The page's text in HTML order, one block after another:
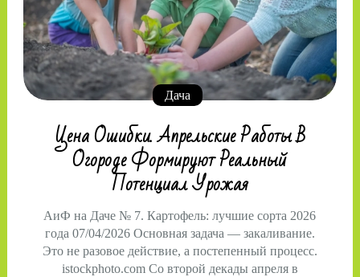
Дача
Цена Ошибки. Апрельские Работы В
Огороде Формируют Реальный
Потенциал Урожая
АиФ на Даче № 7. Картофель: лучшие сорта 2026
года 07/04/2026 Основная задача — закаливание.
Это не разовое действие, а постепенный процесс.
istockphoto.com Со второй декады апреля в